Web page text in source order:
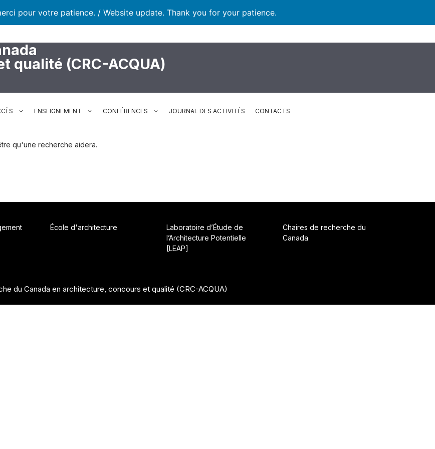
pour votre patience. / Website update. Thank you for your patience.
qualité (CRC-ACQUA)
ENSEIGNEMENT CONFÉRENCES JOURNAL DES ACTIVITÉS CONTACTS
qu'une recherche aidera.
École d'architecture
Laboratoire d’Étude de
l’Architecture Potentielle
[LEAP]
Chaires de recherche du
Canada
du Canada en architecture, concours et qualité (CRC-ACQUA)